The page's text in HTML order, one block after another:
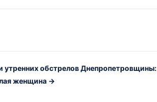
утренних обстрелов Днепропетровщины:
женщина →